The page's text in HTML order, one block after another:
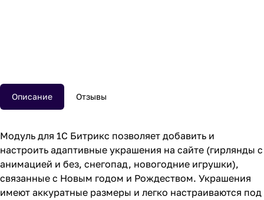
Описание Отзывы
Модуль для 1С Битрикс позволяет добавить и
настроить адаптивные украшения на сайте (гирлянды с
анимацией и без, снегопад, новогодние игрушки),
связанные с Новым годом и Рождеством. Украшения
имеют аккуратные размеры и легко настраиваются под